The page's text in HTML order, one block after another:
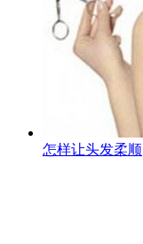
怎样让头发柔顺